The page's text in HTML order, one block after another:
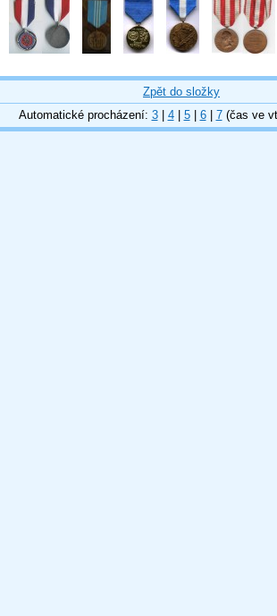
Zpět do složky
Automatické procházení: 3| 4| 5| 6| 7(čas ve